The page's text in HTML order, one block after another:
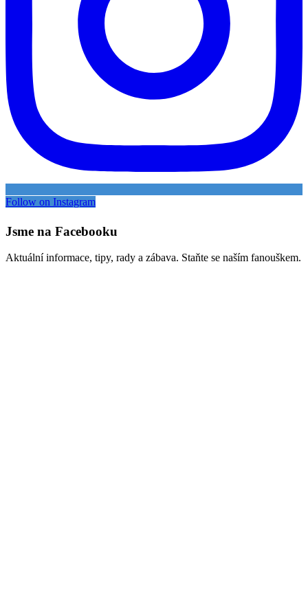
Follow on Instagram
Jsme na Facebooku
Aktuální informace, tipy, rady a zábava. Staňte se naším fanouškem.